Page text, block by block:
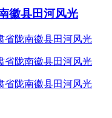
徽县田河风光